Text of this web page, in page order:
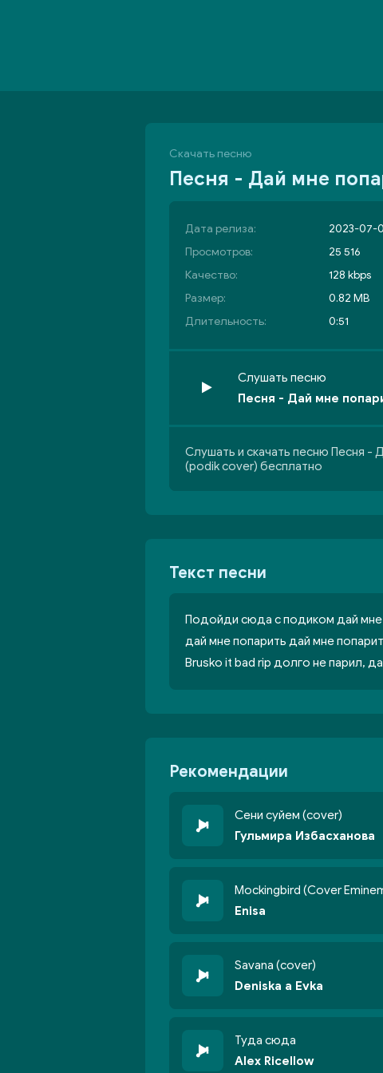
Скачать песню
Песня - Дай мне
Дата релиза:
2023-07-
Просмотров:
25 516
Качество:
128 kbps
Размер:
0.82 MB
Длительность:
0:51
Слушать песню
Песня - Дай мне
Слушать и скачать песню Песня -
(podik cover) бесплатно
Текст песни
Подойди сюда с подиком дай мне
дай мне попарить дай мне
Brusko it bad rip долго не парил,
Рекомендации
Сени суйем (cover)
Гульмира Избасханова
Mockingbird (Cover
Enisa
Savana (cover)
Deniska a Evka
Туда сюда
Alex Ricellow